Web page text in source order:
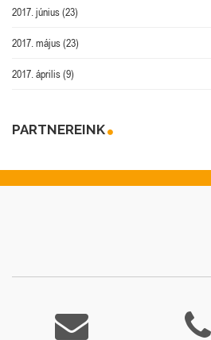
2017. június(23)
2017. május(23)
2017. április(9)
PARTNEREINK